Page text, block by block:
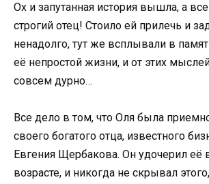
Ох и запутанная история вышла, а
строгий отец! Стоило ей прилечь и
ненадолго, тут же всплывали в
её непростой жизни, и от этих
совсем дурно…
Все дело в том, что Оля была
своего богатого отца, известного
Евгения Щербакова. Он удочерил её
возрасте, и никогда не скрывал